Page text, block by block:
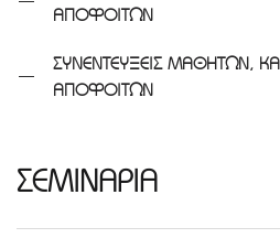
ΑΠΟΦΟΙΤΩΝ
ΣΥΝΕΝΤΕΥΞΕΙΣ ΜΑΘΗΤΩΝ,
ΑΠΟΦΟΙΤΩΝ
ΣΕΜΙΝΑΡΙΑ